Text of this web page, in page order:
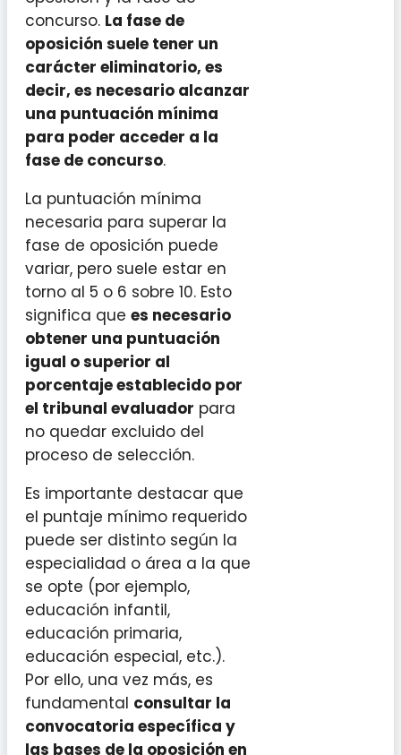
concurso. La fase de
oposición suele tener un
carácter eliminatorio, es
decir, es necesario alcanzar
una puntuación mínima
para poder acceder a la
fase de concurso.
La puntuación mínima
necesaria para superar la
fase de oposición puede
variar, pero suele estar en
torno al 5 o 6 sobre 10. Esto
significa que es necesario
obtener una puntuación
igual o superior al
porcentaje establecido por
el tribunal evaluador para
no quedar excluido del
proceso de selección.
Es importante destacar que
el puntaje mínimo requerido
puede ser distinto según la
especialidad o área a la que
se opte (por ejemplo,
educación infantil,
educación primaria,
educación especial, etc.).
Por ello, una vez más, es
fundamental consultar la
convocatoria específica y
las bases de la oposición en